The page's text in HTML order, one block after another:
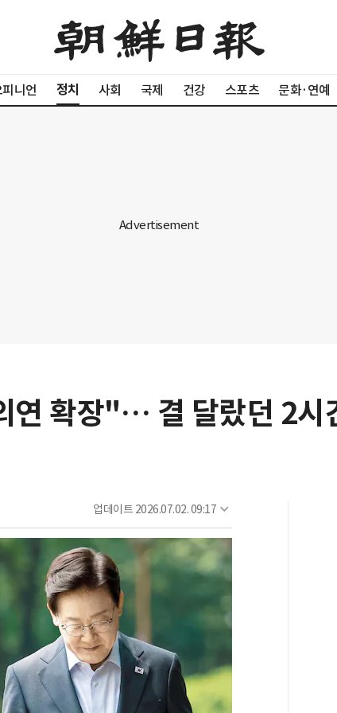
피니언 정치 사회 국제 건강 스포츠 문화·연예
확장"… 결 달랐던 2시
업데이트 2026.07.02. 09:17